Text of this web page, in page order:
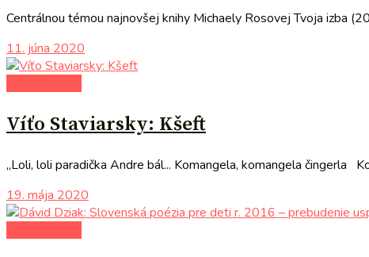
Centrálnou témou najnovšej knihy Michaely Rosovej Tvoja izba
11. júna 2020
Víťo Staviarsky: Kšeft
„Loli, loli paradička Andre bál... Komangela, komangela čingerla
19. mája 2020